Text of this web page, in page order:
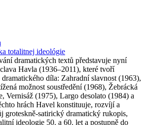
totalitnej ideológie
dramatických textů představuje nyní
Havla (1936–2011), které tvoří
díla: Zahradní slavnost (1963),
možnost soustředění (1968), Žebrácká
Vernisáž (1975), Largo desolato (1984) a
hrách Havel konstituuje, rozvíjí a
groteskně-satirický dramatický rukopis,
ideologie 50. a 60. let a postupně do